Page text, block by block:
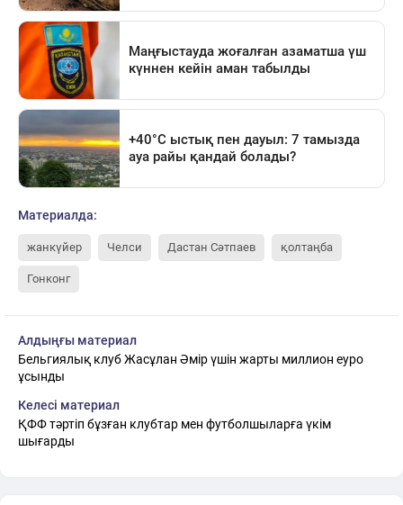
Материалда:
жанкүйер Челси Дастан Сәтпаев қолтаңба
Гонконг
Алдыңғы материал
Бельгиялық клуб Жасұлан Әмір үшін жарты миллион еуро
ұсынды
Келесі материал
ҚФФ тәртіп бұзған клубтар мен футболшыларға үкім
шығарды